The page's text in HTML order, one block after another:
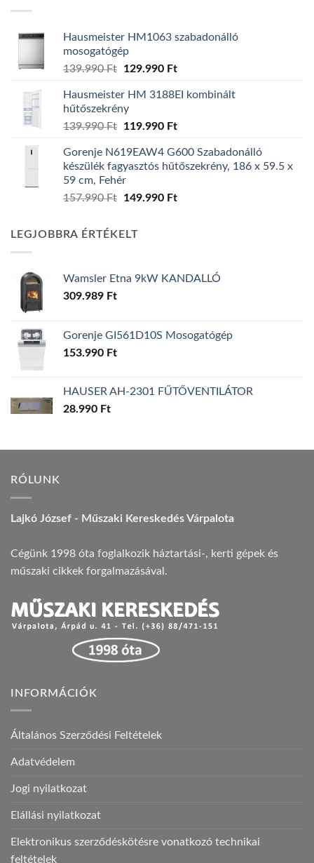
Hausmeister HM1063 szabadonálló
mosogatógép
139.990Ft
Original
was:
139.990 Ft.
129.990 FtCurrent
is:
Hausmeister HM 3188EI kombinált
hűtőszekrény
139.990Ft
Original
was:
139.990 Ft.
119.990 FtCurrent
is:
119.990 Ft.
Gorenje N619EAW4 G600 Szabadonálló
készülék fagyasztós hűtőszekrény, 186 x 59.5 x
59 cm, Fehér
157.990Ft
Original
157.990 Ft.
149.990 FtCurrent
LEGJOBBRA ÉRTÉKELT
Wamsler Etna 9kW KANDALLÓ
309.989 Ft
Gorenje GI561D10S Mosogatógép
153.990 Ft
HAUSER AH-2301 FŰTŐVENTILÁTOR
28.990 Ft
RÓLUNK
Lajkó József - Műszaki Kereskedés Várpalota
Cégünk 1998 óta foglalkozik háztartási-, kerti gépek és
műszaki cikkek forgalmazásával.
INFORMÁCIÓK
Általános Szerződési Feltételek
Adatvédelem
Jogi nyilatkozat
Elállási nyilatkozat
Elektronikus szerződéskötésre vonatkozó technikai
feltételek